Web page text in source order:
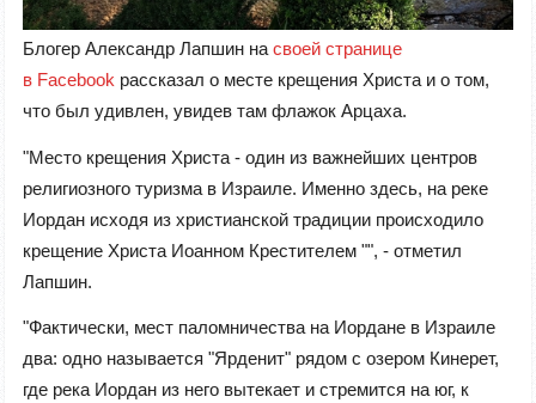
Блогер Александр Лапшин на своей странице
в Facebook рассказал о месте крещения Христа и о том,
что был удивлен, увидев там флажок Арцаха.
"Место крещения Христа - один из важнейших центров
религиозного туризма в Израиле. Именно здесь, на реке
Иордан исходя из христианской традиции происходило
крещение Христа Иоанном Крестителем "", - отметил
Лапшин.
"Фактически, мест паломничества на Иордане в Израиле
два: одно называется "Ярденит" рядом с озером Кинерет,
где река Иордан из него вытекает и стремится на юг, к